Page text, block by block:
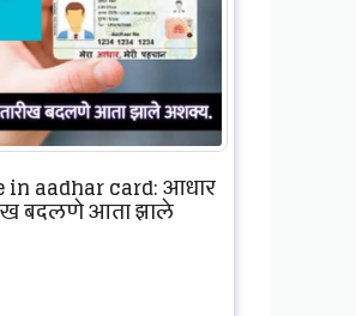
in aadhar card: आधार
बदलणे आता झाले